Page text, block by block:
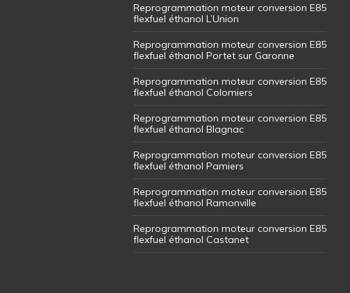
Reprogrammation moteur conversion E85
flexfuel éthanol L’Union
Reprogrammation moteur conversion E85
flexfuel éthanol Portet sur Garonne
Reprogrammation moteur conversion E85
flexfuel éthanol Colomiers
Reprogrammation moteur conversion E85
flexfuel éthanol Blagnac
Reprogrammation moteur conversion E85
flexfuel éthanol Pamiers
Reprogrammation moteur conversion E85
flexfuel éthanol Ramonville
Reprogrammation moteur conversion E85
flexfuel éthanol Castanet